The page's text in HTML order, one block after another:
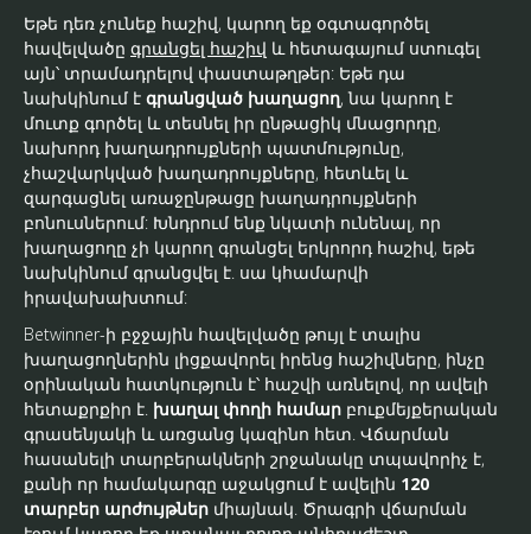
Եթե ​​դեռ չունեք հաշիվ, կարող եք օգտագործել
հավելվածը գրանցել հաշիվ և հետագայում ստուգել
այն՝ տրամադրելով փաստաթղթեր: Եթե ​​դա
նախկինում է գրանցված խաղացող, նա կարող է
մուտք գործել և տեսնել իր ընթացիկ մնացորդը,
նախորդ խաղադրույքների պատմությունը,
չհաշվարկված խաղադրույքները, հետևել և
զարգացնել առաջընթացը խաղադրույքների
բոնուսներում: Խնդրում ենք նկատի ունենալ, որ
խաղացողը չի կարող գրանցել երկրորդ հաշիվ, եթե
նախկինում գրանցվել է. սա կհամարվի
իրավախախտում:
Betwinner-ի բջջային հավելվածը թույլ է տալիս
խաղացողներին լիցքավորել իրենց հաշիվները, ինչը
օրինական հատկություն է՝ հաշվի առնելով, որ ավելի
հետաքրքիր է. խաղալ փողի համար բուքմեյքերական
գրասենյակի և առցանց կազինո հետ. Վճարման
հասանելի տարբերակների շրջանակը տպավորիչ է,
քանի որ համակարգը աջակցում է ավելին 120
տարբեր արժույթներ միայնակ. Ծրագրի վճարման